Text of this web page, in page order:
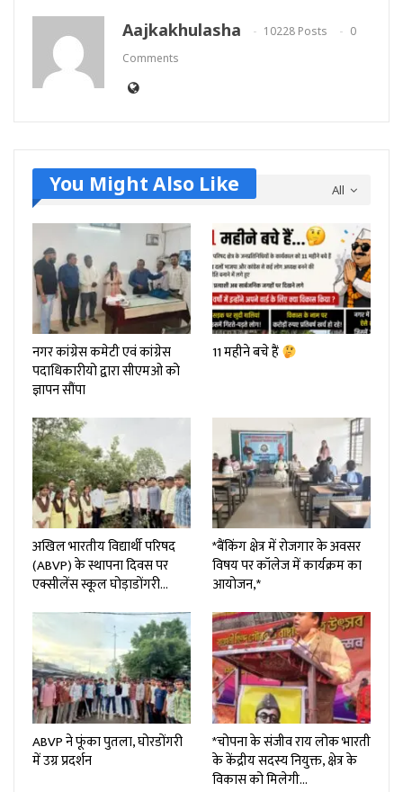
Aajkakhulasha 10228 Posts
0
Comments
All
You Might Also Like
नगर कांग्रेस कमेटी एवं कांग्रेस
पदाधिकारीयो द्वारा सीएमओ को
ज्ञापन सौंपा
11 महीने बचे हैं
अखिल भारतीय विद्यार्थी परिषद
(ABVP) के स्थापना दिवस पर
एक्सीलेंस स्कूल घोड़ाडोंगरी…
*बैंकिंग क्षेत्र में रोजगार के अवसर
विषय पर कॉलेज में कार्यक्रम का
आयोजन,*
ABVP ने फूंका पुतला, घोरडोंगरी
में उग्र प्रदर्शन
*चोपना के संजीव राय लोक भारती
के केंद्रीय सदस्य नियुक्त, क्षेत्र के
विकास को मिलेगी…